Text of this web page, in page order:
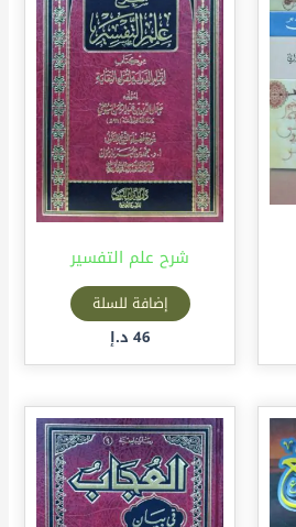
شرح علم التفسير
إضافة للسلة
46 د.إ